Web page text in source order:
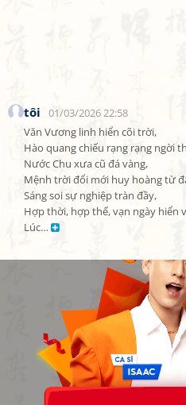
tôi
01/03/2026 22:58
Văn Vương linh hiển cõi trời,
Hào quang chiếu rạng rạng ngời
Nước Chu xưa cũ đá vàng,
Mệnh trời đổi mới huy hoàng từ
Sáng soi sự nghiệp tràn đầy,
Hợp thời, hợp thế, vạn ngày hiển
Lúc…